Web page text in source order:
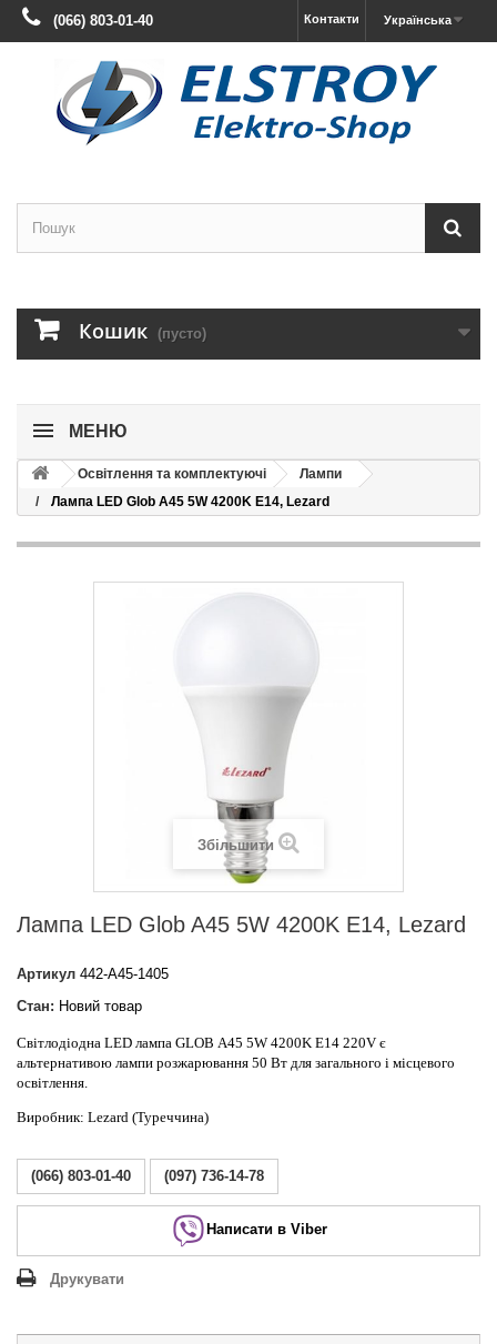
Українська
Контакти
(066) 803-01-40
Кошик (пусто)
МЕНЮ
Освітлення та комплектуючі
Лампи
Лампа LED Glob A45 5W 4200K E14, Lezard
Збільшити
Лампа LED Glob A45 5W 4200K E14, Lezard
Артикул 442-A45-1405
Стан: Новий товар
Світлодіодна LED лампа GLOB A45 5W 4200K E14 220V є
альтернативою лампи розжарювання 50 Вт для загального і місцевого
освітлення.
Виробник: Lezard (Туреччина)
(066) 803-01-40 (097) 736-14-78
Написати в Viber
Друкувати